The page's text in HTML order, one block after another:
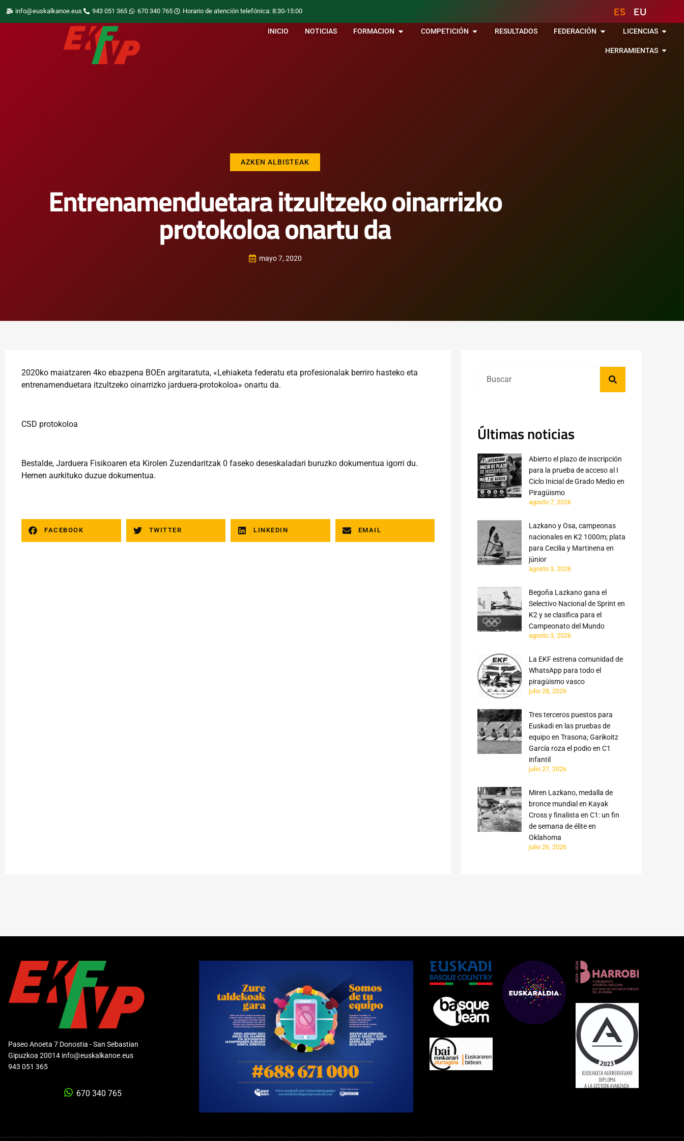
info@euskalkanoe.eus 943 051 365 670 340 765 Horario de atención telefónica: 8:30-15:00 ES EU
INICIO NOTICIAS FORMACION COMPETICIÓN RESULTADOS FEDERACIÓN LICENCIAS
HERRAMIENTAS
AZKEN ALBISTEAK
Entrenamenduetara itzultzeko oinarrizko
protokoloa onartu da
mayo 7, 2020
2020ko maiatzaren 4ko ebazpena BOEn argitaratuta, «Lehiaketa federatu eta profesionalak berriro hasteko eta
entrenamenduetara itzultzeko oinarrizko jarduera-protokoloa» onartu da.
CSD protokoloa
Bestalde, Jarduera Fisikoaren eta Kirolen Zuzendaritzak 0 faseko deseskaladari buruzko dokumentua igorri du.
Hemen aurkituko duzue dokumentua.
FACEBOOK TWITTER LINKEDIN EMAIL
Últimas noticias
Abierto el plazo de inscripción
para la prueba de acceso al I
Ciclo Inicial de Grado Medio en
Piragüismo
agosto 7, 2026
Lazkano y Osa, campeonas
nacionales en K2 1000m; plata
para Cecilia y Martinena en
júnior
agosto 3, 2026
Begoña Lazkano gana el
Selectivo Nacional de Sprint en
K2 y se clasifica para el
Campeonato del Mundo
agosto 3, 2026
La EKF estrena comunidad de
WhatsApp para todo el
piragüismo vasco
julio 28, 2026
Tres terceros puestos para
Euskadi en las pruebas de
equipo en Trasona; Garikoitz
García roza el podio en C1
infantil
julio 27, 2026
Miren Lazkano, medalla de
bronce mundial en Kayak
Cross y finalista en C1: un fin
de semana de élite en
Oklahoma
julio 26, 2026
Paseo Anoeta 7 Donostia - San Sebastian
Gipuzkoa 20014 info@euskalkanoe.eus
943 051 365
670 340 765